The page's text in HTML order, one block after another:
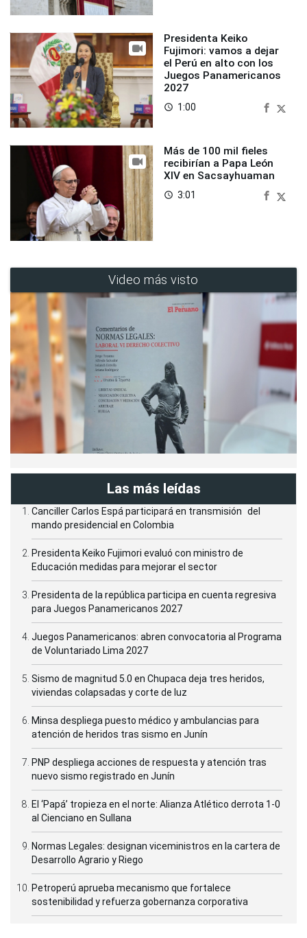
Presidenta Keiko
Fujimori: vamos a dejar
el Perú en alto con los
Juegos Panamericanos
2027
access_time 1:00
Más de 100 mil fieles
recibirían a Papa León
XIV en Sacsayhuaman
access_time 3:01
Video más visto
Las más leídas
Canciller Carlos Espá participará en transmisión del
mando presidencial en Colombia
Presidenta Keiko Fujimori evaluó con ministro de
Educación medidas para mejorar el sector
Presidenta de la república participa en cuenta regresiva
para Juegos Panamericanos 2027
Juegos Panamericanos: abren convocatoria al Programa
de Voluntariado Lima 2027
Sismo de magnitud 5.0 en Chupaca deja tres heridos,
viviendas colapsadas y corte de luz
Minsa despliega puesto médico y ambulancias para
atención de heridos tras sismo en Junín
PNP despliega acciones de respuesta y atención tras
nuevo sismo registrado en Junín
El ‘Papá’ tropieza en el norte: Alianza Atlético derrota 1-0
al Cienciano en Sullana
Normas Legales: designan viceministros en la cartera de
Desarrollo Agrario y Riego
Petroperú aprueba mecanismo que fortalece
sostenibilidad y refuerza gobernanza corporativa